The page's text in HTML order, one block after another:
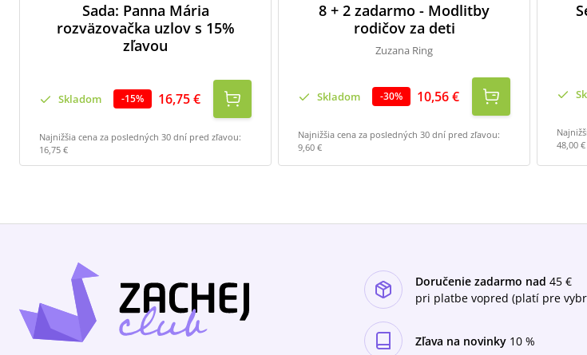
Sada: Panna Mária
rozväzovačka uzlov s 15%
zľavou
Skladom -15% 16,75 €
Najnižšia cena za posledných 30 dní pred zľavou:
16,75 €
8 + 2 zadarmo - Modlitby
rodičov za deti
Zuzana Ring
Skladom -30% 10,56 €
Najnižšia cena za posledných 30 dní pred zľavou:
9,60 €
48,00 €
Doručenie zadarmo nad 45 €
pri platbe vopred (platí pre
Zľava na novinky 10 %